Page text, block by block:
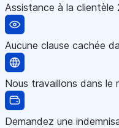
Assistance à la clientèle
Aucune clause cachée
Nous travaillons dans le
Demandez une